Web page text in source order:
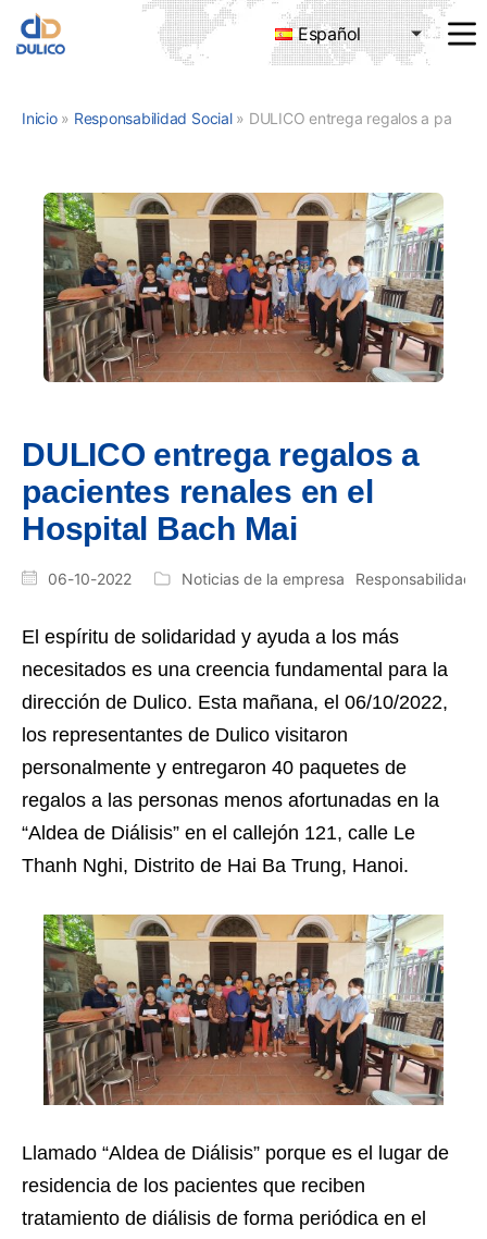
TRADING
Español
Inicio» Responsabilidad Social» DULICO entrega regalos a pacientes renales en el Hospital Bach Mai
DULICO entrega regalos a
pacientes renales en el
Hospital Bach Mai
06-10-2022 Noticias de la empresa Responsabilidad
El espíritu de solidaridad y ayuda a los más
necesitados es una creencia fundamental para la
dirección de Dulico. Esta mañana, el 06/10/2022,
los representantes de Dulico visitaron
personalmente y entregaron 40 paquetes de
regalos a las personas menos afortunadas en la
“Aldea de Diálisis” en el callejón 121, calle Le
Thanh Nghi, Distrito de Hai Ba Trung, Hanoi.
Llamado “Aldea de Diálisis” porque es el lugar de
residencia de los pacientes que reciben
tratamiento de diálisis de forma periódica en el